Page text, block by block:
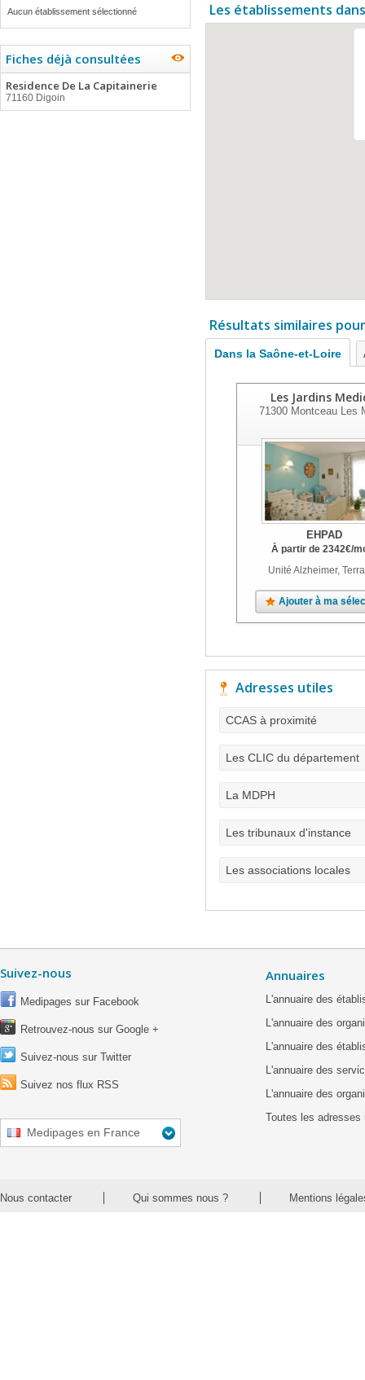
Aucun établissement sélectionné
Fiches déjà consultées
Residence De La Capitainerie
71160 Digoin
Les établissements
Résultats similaires
Dans la Saône-et-Loire
Les Jardins
71300Montceau Les
EHPAD
À partir de 2342€/
Unité Alzheimer,
Ajouter à ma
Adresses utiles
CCAS à proximité
Les CLIC du département
La MDPH
Les tribunaux d'instance
Les associations locales
Suivez-nous
Medipages sur Facebook
Retrouvez-nous sur Google +
Suivez-nous sur Twitter
Suivez nos flux RSS
Medipages en France
Annuaires
L'annuaire des
L'annuaire des
L'annuaire des
L'annuaire des
L'annuaire des
Toutes les adresses
Nous contacter Qui sommes nous ? Mentions